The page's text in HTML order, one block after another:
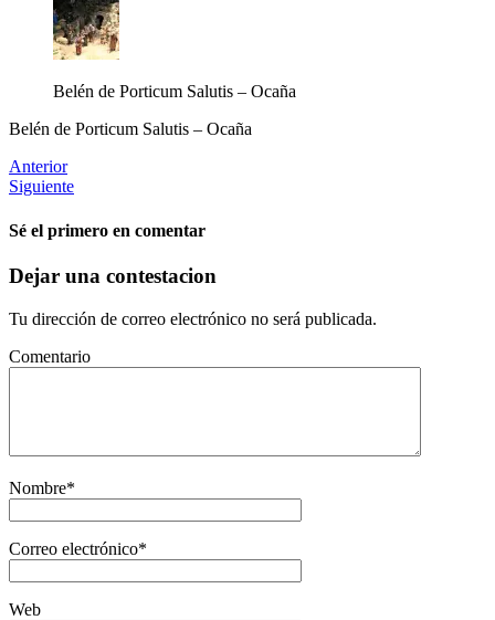
Belén de Porticum Salutis – Ocaña
Belén de Porticum Salutis – Ocaña
Anterior
Siguiente
Sé el primero en comentar
Dejar una contestacion
Tu dirección de correo electrónico no será publicada.
Comentario
Nombre*
Correo electrónico*
Web